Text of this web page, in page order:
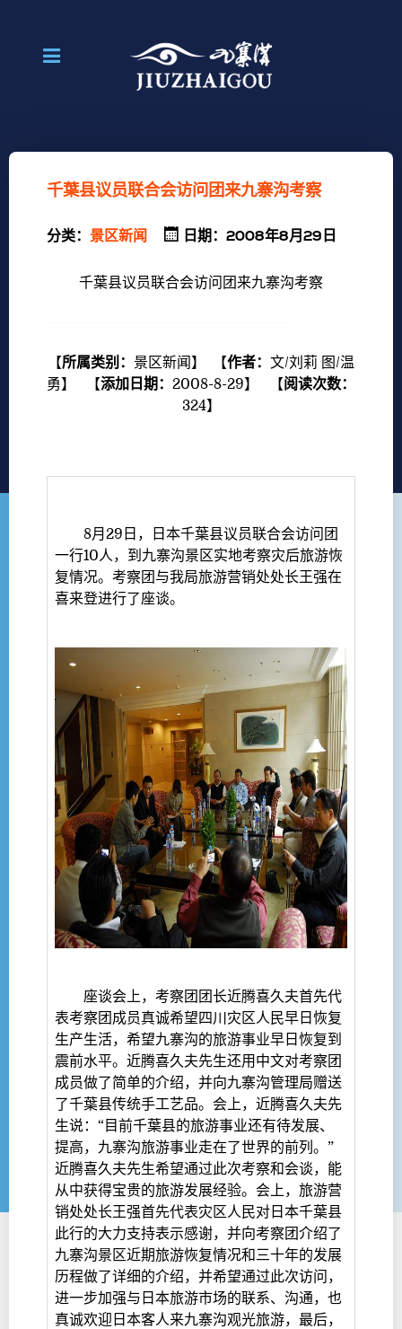
千葉县议员联合会访问团来九寨沟考察
分类： 景区新闻 日期：2008年8月29日
千葉县议员联合会访问团来九寨沟考察
【所属类别： 景区新闻 】 【作者： 文/刘莉 图/温
勇】 【添加日期： 2008-8-29】 【阅读次数：
324】
8月29日，日本千葉县议员联合会访问团
一行10人，到九寨沟景区实地考察灾后旅游恢
复情况。考察团与我局旅游营销处处长王强在
喜来登进行了座谈。
座谈会上，考察团团长近腾喜久夫首先代
表考察团成员真诚希望四川灾区人民早日恢复
生产生活，希望九寨沟的旅游事业早日恢复到
震前水平。近腾喜久夫先生还用中文对考察团
成员做了简单的介绍，并向九寨沟管理局赠送
了千葉县传统手工艺品。会上，近腾喜久夫先
生说：“目前千葉县的旅游事业还有待发展、
提高，九寨沟旅游事业走在了世界的前列。”
近腾喜久夫先生希望通过此次考察和会谈，能
从中获得宝贵的旅游发展经验。会上，旅游营
销处处长王强首先代表灾区人民对日本千葉县
此行的大力支持表示感谢，并向考察团介绍了
九寨沟景区近期旅游恢复情况和三十年的发展
历程做了详细的介绍，并希望通过此次访问，
进一步加强与日本旅游市场的联系、沟通，也
真诚欢迎日本客人来九寨沟观光旅游，最后，